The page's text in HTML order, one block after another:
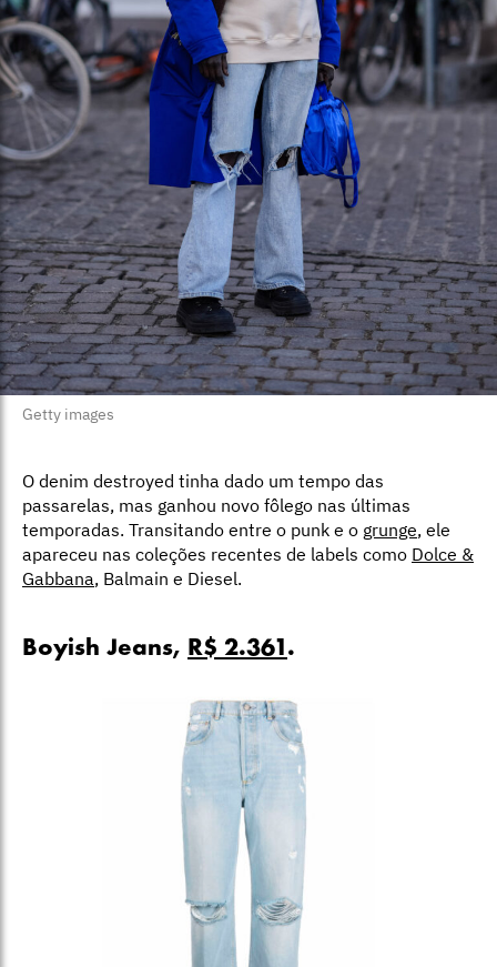
Getty images
O denim destroyed tinha dado um tempo das
passarelas, mas ganhou novo fôlego nas últimas
temporadas. Transitando entre o punk e o grunge, ele
apareceu nas coleções recentes de labels como Dolce &
Gabbana, Balmain e Diesel.
Boyish Jeans, R$ 2.361 .